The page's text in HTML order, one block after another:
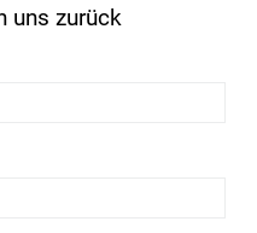
uns zurück